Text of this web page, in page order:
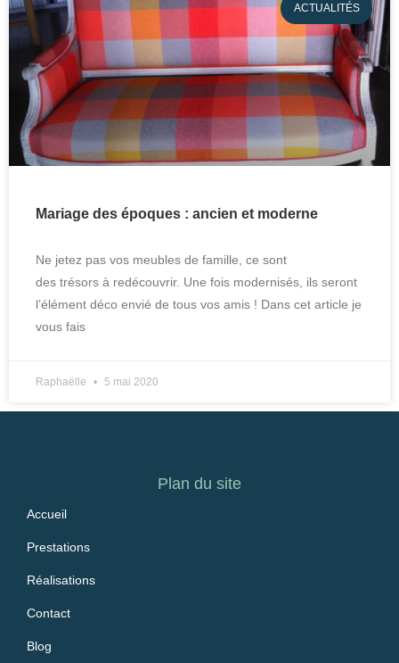
ACTUALITÉS
Mariage des époques : ancien et moderne
Ne jetez pas vos meubles de famille, ce sont
des trésors à redécouvrir. Une fois modernisés, ils seront
l’élément déco envié de tous vos amis ! Dans cet article je
vous fais
Raphaëlle 5 mai 2020
Plan du site
Accueil
Prestations
Réalisations
Contact
Blog